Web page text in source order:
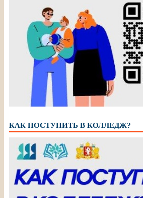
КАК ПОСТУПИТЬ В КОЛЛЕДЖ?